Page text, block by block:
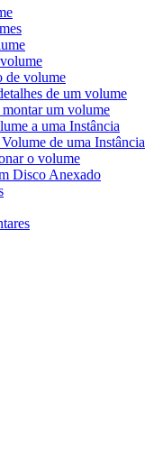
de volume
de um volume
montar um volume
a uma Instância
de uma Instância
o volume
Disco Anexado